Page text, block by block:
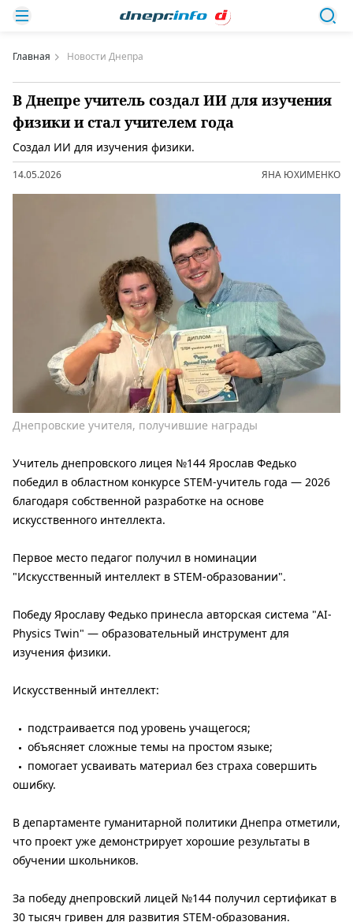
Главная Новости Днепра
В Днепре учитель создал ИИ для изучения
физики и стал учителем года
Создал ИИ для изучения физики.
14.05.2026 ЯНА ЮХИМЕНКО
Днепровские учителя, получившие награды
Учитель днепровского лицея №144 Ярослав Федько
победил в областном конкурсе STEM-учитель года — 2026
благодаря собственной разработке на основе
искусственного интеллекта.
Первое место педагог получил в номинации
"Искусственный интеллект в STEM-образовании".
Победу Ярославу Федько принесла авторская система "AI-
Physics Twin" — образовательный инструмент для
изучения физики.
Искусственный интеллект:
подстраивается под уровень учащегося;
объясняет сложные темы на простом языке;
помогает усваивать материал без страха совершить
ошибку.
В департаменте гуманитарной политики Днепра отметили,
что проект уже демонстрирует хорошие результаты в
обучении школьников.
За победу днепровский лицей №144 получил сертификат в
30 тысяч гривен для развития STEM-образования.